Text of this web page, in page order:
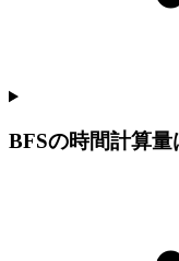
BFSの時間計算